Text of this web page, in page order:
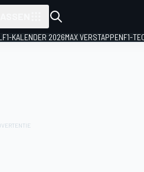
F1-KALENDER 2026MAX VERSTAPPENF1-